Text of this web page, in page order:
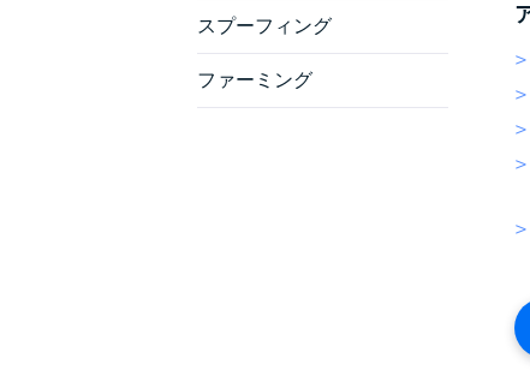
スプーフィング
ファーミング